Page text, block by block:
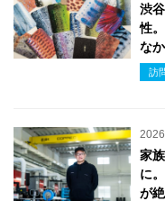
渋
性
な
訪
家
に
が